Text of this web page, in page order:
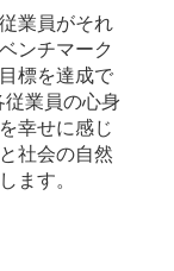
業員がそれ
ンチマーク
標を達成で
従業員の心身
幸せに感じ
社会の自然
ます。